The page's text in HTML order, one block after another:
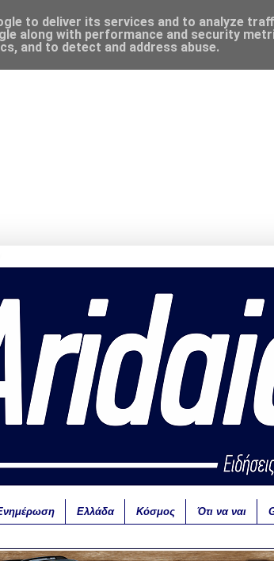
Ελλάδα Κόσμος Ότι να ναι
to deliver its services and to analyze
along with performance and security
and to detect and address abuse.